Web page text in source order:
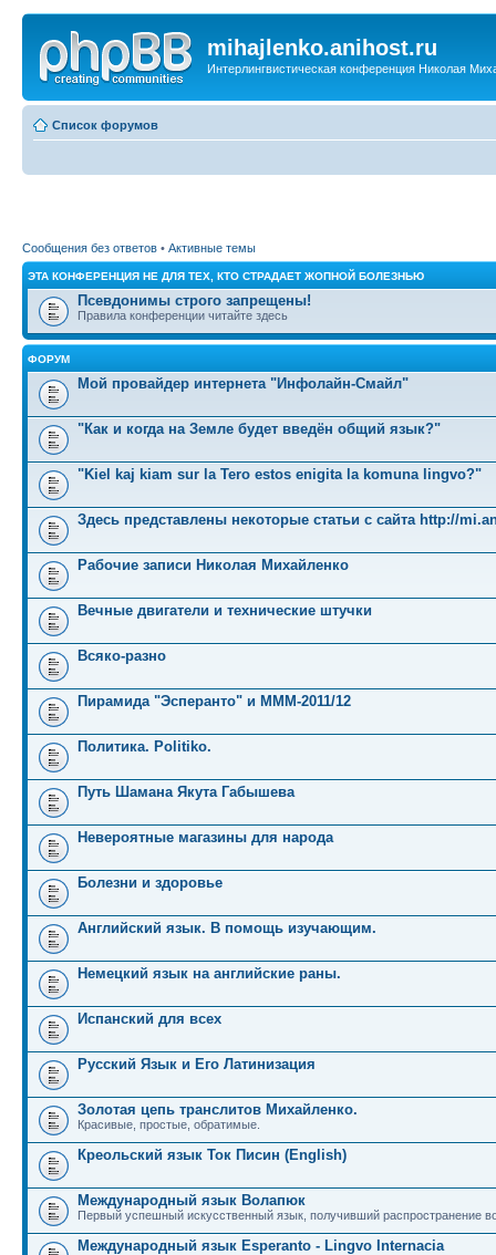
mihajlenko.anihost.ru
Интерлингвистическая конференция Николая
Список форумов
Сообщения без ответов • Активные темы
ЭТА КОНФЕРЕНЦИЯ НЕ ДЛЯ ТЕХ, КТО СТРАДАЕТ ЖОПНОЙ БОЛЕЗНЬЮ
Псевдонимы строго запрещены!
Правила конференции читайте здесь
ФОРУМ
Мой провайдер интернета "Инфолайн-Смайл"
"Как и когда на Земле будет введён общий язык?"
"Kiel kaj kiam sur la Tero estos enigita la komuna lingvo?"
Здесь представлены некоторые статьи с сайта http://
Рабочие записи Николая Михайленко
Вечные двигатели и технические штучки
Всяко-разно
Пирамида "Эсперанто" и MMM-2011/12
Политика. Politiko.
Путь Шамана Якута Габышева
Невероятные магазины для народа
Болезни и здоровье
Английский язык. В помощь изучающим.
Немецкий язык на английские раны.
Испанский для всех
Русский Язык и Его Латинизация
Золотая цепь транслитов Михайленко.
Красивые, простые, обратимые.
Креольский язык Ток Писин (English)
Международный язык Волапюк
Первый успешный искусственный язык, получивший распространение
Международный язык Esperanto - Lingvo Internacia